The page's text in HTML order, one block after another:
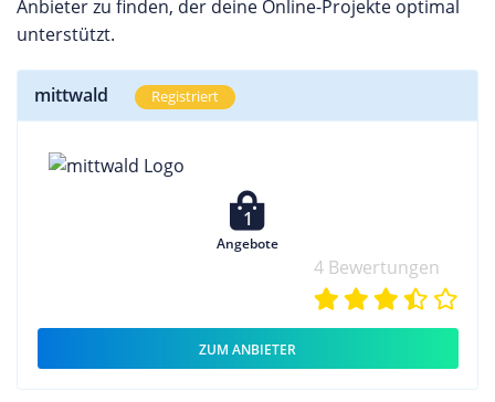
Anbieter zu finden, der deine Online-Projekte optimal
unterstützt.
mittwald Registriert
1
Angebote
4 Bewertungen
ZUM ANBIETER